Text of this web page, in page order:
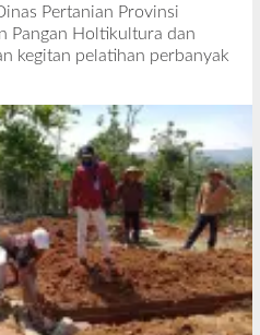
l
e
h
d
a
k
s
i
Pertanian Provinsi
Pangan Holtikultura dan
kegitan pelatihan perbanyak